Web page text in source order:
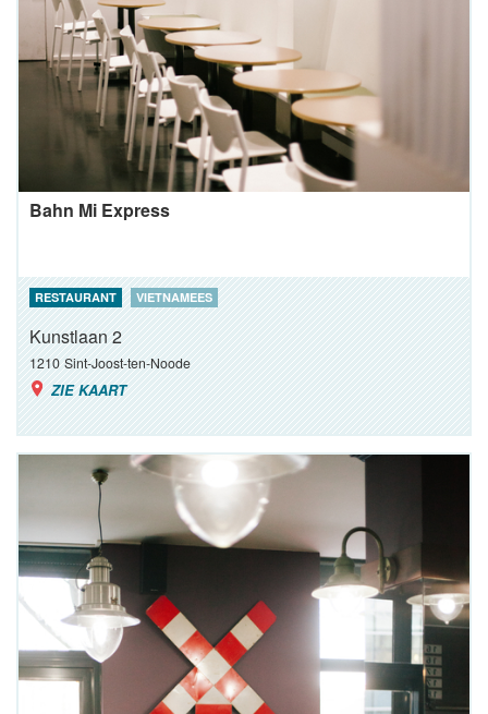
Bahn Mi Express
RESTAURANT VIETNAMEES
Kunstlaan 2
1210 Sint-Joost-ten-Noode
ZIE KAART